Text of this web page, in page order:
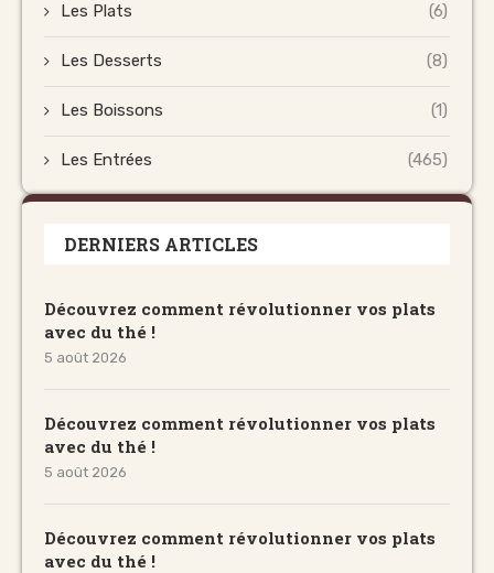
Les Plats (6)
Les Desserts (8)
Les Boissons (1)
Les Entrées (465)
DERNIERS ARTICLES
Découvrez comment révolutionner vos plats
avec du thé !
5 août 2026
Découvrez comment révolutionner vos plats
avec du thé !
5 août 2026
Découvrez comment révolutionner vos plats
avec du thé !